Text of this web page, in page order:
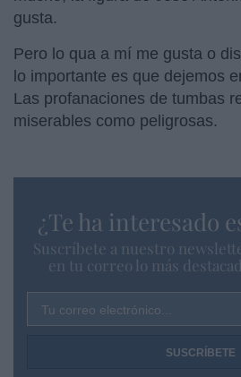
gusta.
Pero lo qua a mí me gusta o
lo importante es que dejemos
Las profanaciones de tumbas
miserables como peligrosas.
¿Te ha interesado
Suscríbete a nuestro
en tu correo lo más
Tu correo electrónico...